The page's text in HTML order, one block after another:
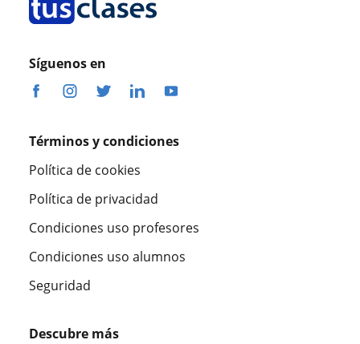
Síguenos en
Términos y condiciones
Política de cookies
Política de privacidad
Condiciones uso profesores
Condiciones uso alumnos
Seguridad
Descubre más